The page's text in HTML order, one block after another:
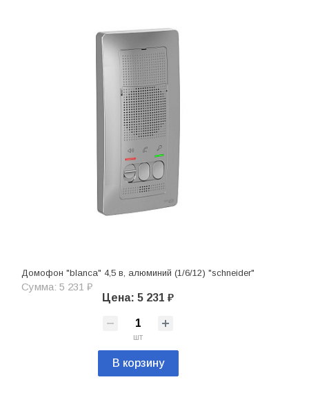
Домофон "blanca" 4,5 в, алюминий (1/6/12) "schneider"
Сумма: 5 231 ₽
Цена: 5 231 ₽
шт
В корзину